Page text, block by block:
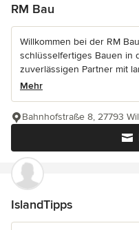
RM Bau
Willkommen bei der RM
schlüsselfertiges Bauen in
zuverlässigen Partner mit
Mehr
Bahnhofstraße 8, 27793
IslandTipps